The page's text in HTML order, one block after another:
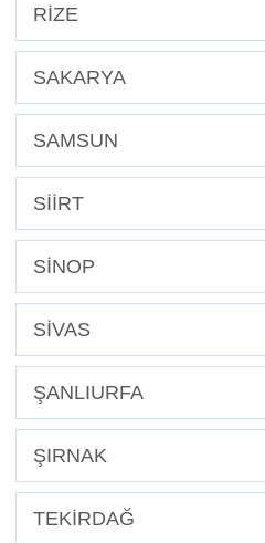
RİZE
SAKARYA
SAMSUN
SİİRT
SİNOP
SİVAS
ŞANLIURFA
ŞIRNAK
TEKİRDAĞ